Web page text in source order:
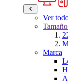
Ver
Marca